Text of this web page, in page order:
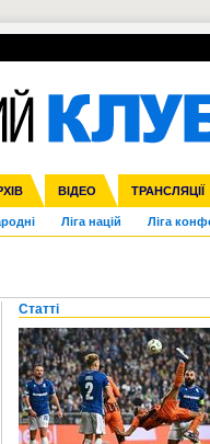
ВІДЕО ТРАНСЛЯЦІЇ
Друга ліга Кубок України
Ліга націй Ліга
Франція Інші
конфедерацій ЧЄ-2015 (U-
УПЛ-ПЕРЕХОДИ
Статті